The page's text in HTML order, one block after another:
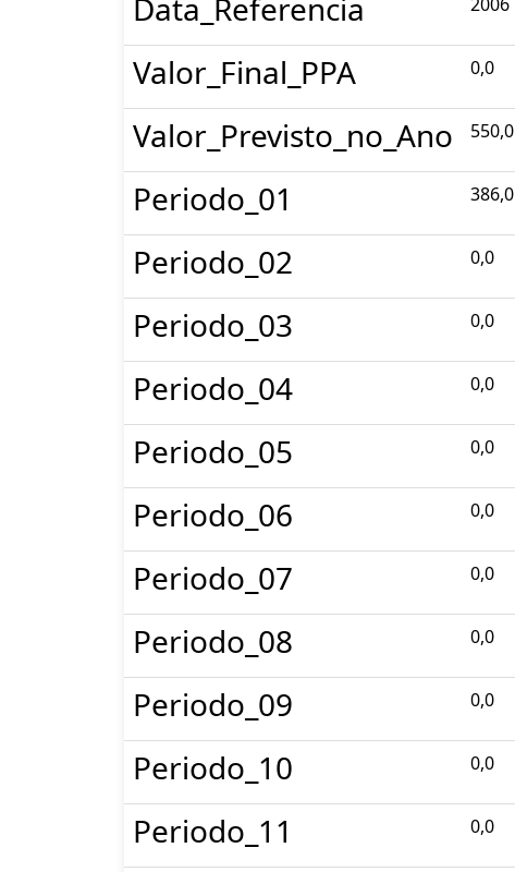
Data_Referencia
Valor_Final_PPA 0,0
Valor_Previsto_no_Ano 550,0
Periodo_01 386,0
Periodo_02 0,0
Periodo_03 0,0
Periodo_04 0,0
Periodo_05 0,0
Periodo_06 0,0
Periodo_07 0,0
Periodo_08 0,0
Periodo_09 0,0
Periodo_10 0,0
Periodo_11 0,0